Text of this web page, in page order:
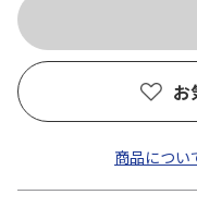
お
商品につい